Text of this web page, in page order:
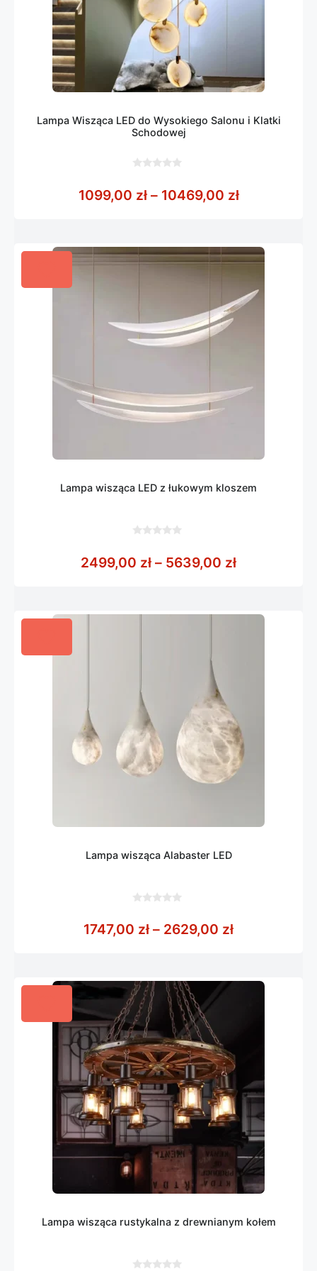
Lampa Wisząca LED do Wysokiego Salonu i Klatki
Schodowej
5
1099,00 zł – 10469,00 złZakres
Lampa wisząca LED z łukowym kloszem
5
2499,00 zł – 5639,00 złZakres cen:
Lampa wisząca Alabaster LED
5
1747,00 zł – 2629,00 złZakres cen:
Lampa wisząca rustykalna z drewnianym kołem